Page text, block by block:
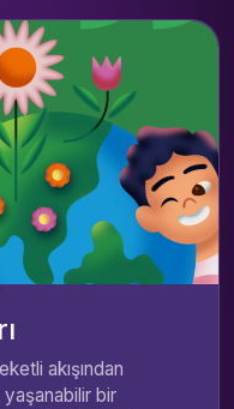
akışından
yaşanabilir bir